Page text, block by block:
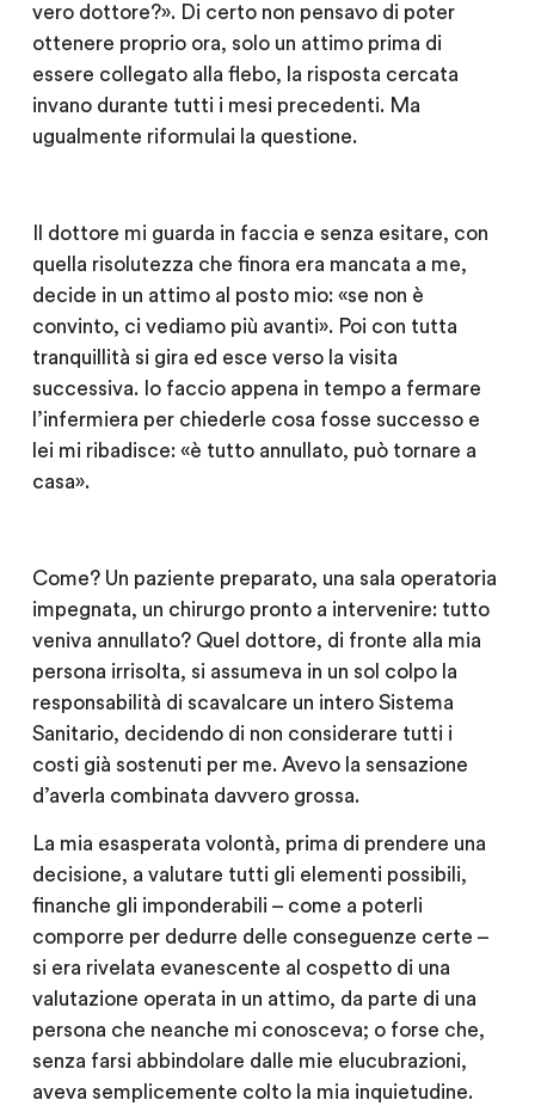
vero dottore?». Di certo non pensavo di poter
ottenere proprio ora, solo un attimo prima di
essere collegato alla flebo, la risposta cercata
invano durante tutti i mesi precedenti. Ma
ugualmente riformulai la questione.
Il dottore mi guarda in faccia e senza esitare, con
quella risolutezza che finora era mancata a me,
decide in un attimo al posto mio: «se non è
convinto, ci vediamo più avanti». Poi con tutta
tranquillità si gira ed esce verso la visita
successiva. Io faccio appena in tempo a fermare
l’infermiera per chiederle cosa fosse successo e
lei mi ribadisce: «è tutto annullato, può tornare a
casa».
Come? Un paziente preparato, una sala operatoria
impegnata, un chirurgo pronto a intervenire: tutto
veniva annullato? Quel dottore, di fronte alla mia
persona irrisolta, si assumeva in un sol colpo la
responsabilità di scavalcare un intero Sistema
Sanitario, decidendo di non considerare tutti i
costi già sostenuti per me. Avevo la sensazione
d’averla combinata davvero grossa.
La mia esasperata volontà, prima di prendere una
decisione, a valutare tutti gli elementi possibili,
finanche gli imponderabili – come a poterli
comporre per dedurre delle conseguenze certe –
si era rivelata evanescente al cospetto di una
valutazione operata in un attimo, da parte di una
persona che neanche mi conosceva; o forse che,
senza farsi abbindolare dalle mie elucubrazioni,
aveva semplicemente colto la mia inquietudine.